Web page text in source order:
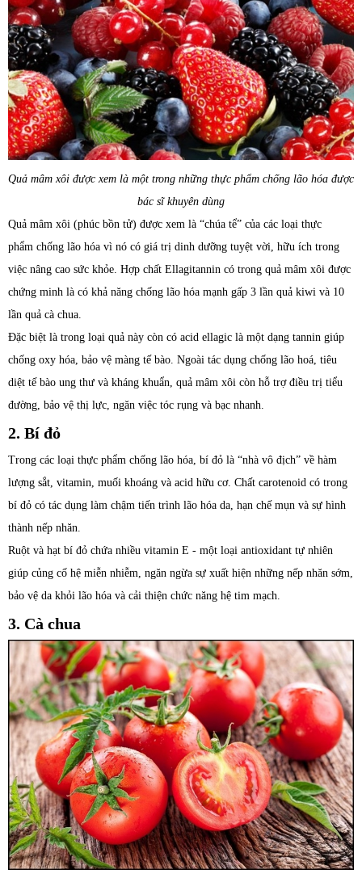
Quả mâm xôi được xem là một trong những thực phẩm chống lão hóa được
bác sĩ khuyên dùng
Quả mâm xôi (phúc bồn tử) được xem là “chúa tể” của các loại thực
phẩm chống lão hóa vì nó có giá trị dinh dưỡng tuyệt vời, hữu ích trong
việc nâng cao sức khỏe. Hợp chất Ellagitannin có trong quả mâm xôi được
chứng minh là có khả năng chống lão hóa mạnh gấp 3 lần quả kiwi và 10
lần quả cà chua.
Đặc biệt là trong loại quả này còn có acid ellagic là một dạng tannin giúp
chống oxy hóa, bảo vệ màng tế bào. Ngoài tác dụng chống lão hoá, tiêu
diệt tế bào ung thư và kháng khuẩn, quả mâm xôi còn hỗ trợ điều trị tiểu
đường, bảo vệ thị lực, ngăn việc tóc rụng và bạc nhanh.
2. Bí đỏ
Trong các loại thực phẩm chống lão hóa, bí đỏ là “nhà vô địch” về hàm
lượng sắt, vitamin, muối khoáng và acid hữu cơ. Chất carotenoid có trong
bí đỏ có tác dụng làm chậm tiến trình lão hóa da, hạn chế mụn và sự hình
thành nếp nhăn.
Ruột và hạt bí đỏ chứa nhiều vitamin E - một loại antioxidant tự nhiên
giúp củng cố hệ miễn nhiễm, ngăn ngừa sự xuất hiện những nếp nhăn sớm,
bảo vệ da khỏi lão hóa và cải thiện chức năng hệ tim mạch.
3. Cà chua